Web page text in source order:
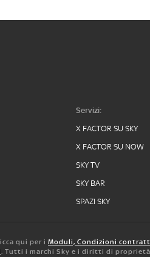
Servizi:
X FACTOR SU SKY
X FACTOR SU NOW
SKY TV
SKY BAR
SPAZI SKY
qui per i Moduli, Condizioni
. Tutti i marchi Sky e i diritti di